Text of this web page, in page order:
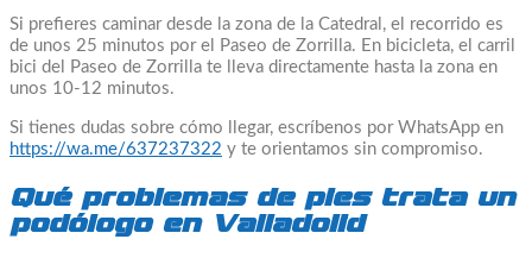
Si prefieres caminar desde la zona de la Catedral, el recorrido es
de unos 25 minutos por el Paseo de Zorrilla. En bicicleta, el carril
bici del Paseo de Zorrilla te lleva directamente hasta la zona en
unos 10-12 minutos.
Si tienes dudas sobre cómo llegar, escríbenos por WhatsApp en
https://wa.me/637237322 y te orientamos sin compromiso.
Qué problemas de pies trata un
podólogo en Valladolid